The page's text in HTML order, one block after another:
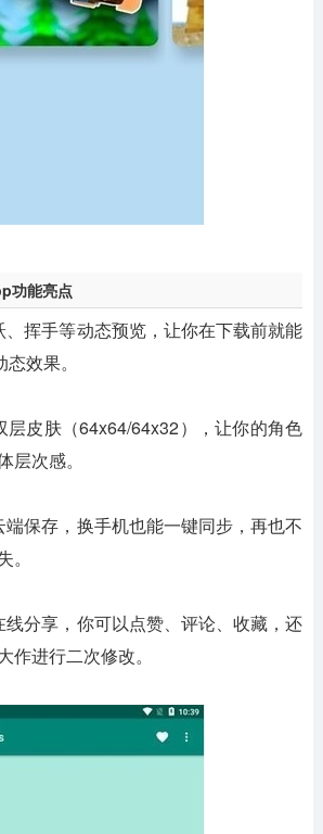
功能亮点
挥手等动态预览，让你在下载前就能
效果。
层皮肤（64x64/64x32），让你的角色
层次感。
保存，换手机也能一键同步，再也不
分享，你可以点赞、评论、收藏，还
作进行二次修改。